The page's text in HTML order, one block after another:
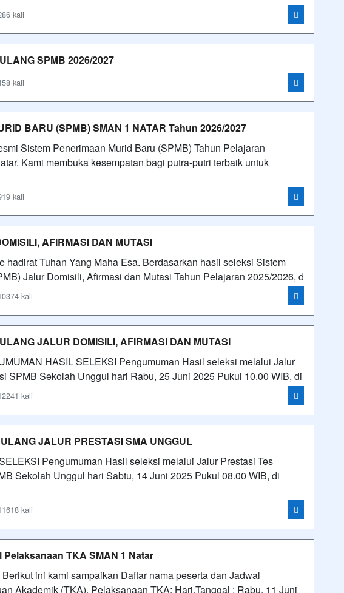
kali
SPMB 2026/2027
kali
BARU (SPMB) SMAN 1 NATAR Tahun 2026/2027
Sistem Penerimaan Murid Baru (SPMB) Tahun Pelajaran
Kami membuka kesempatan bagi putra-putri terbaik untuk
kali
AFIRMASI DAN MUTASI
hadirat Tuhan Yang Maha Esa. Berdasarkan hasil seleksi Sistem
Jalur Domisili, Afirmasi dan Mutasi Tahun Pelajaran 2025/2026, d
kali
JALUR DOMISILI, AFIRMASI DAN MUTASI
HASIL SELEKSI Pengumuman Hasil seleksi melalui Jalur
SPMB Sekolah Unggul hari Rabu, 25 Juni 2025 Pukul 10.00 WIB, di
kali
JALUR PRESTASI SMA UNGGUL
Pengumuman Hasil seleksi melalui Jalur Prestasi Tes
Sekolah Unggul hari Sabtu, 14 Juni 2025 Pukul 08.00 WIB, di
kali
TKA SMAN 1 Natar
ini kami sampaikan Daftar nama peserta dan Jadwal
Akademik (TKA). Pelaksanaan TKA: Hari,Tanggal : Rabu, 11 Juni